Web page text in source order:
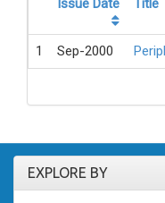
Issue Date Title
1 Sep-2000
EXPLORE BY